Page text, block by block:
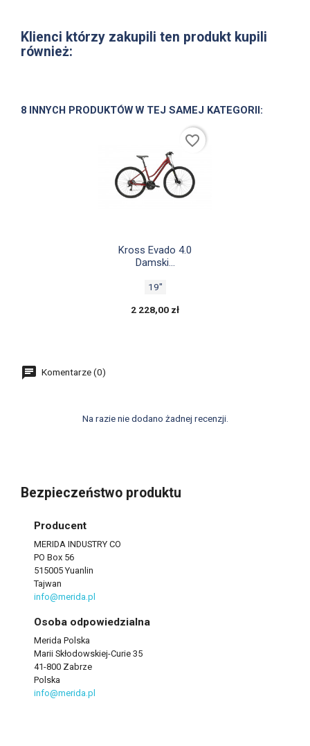
Klienci którzy zakupili ten produkt kupili
również:
8 INNYCH PRODUKTÓW W TEJ SAMEJ KATEGORII:
Szybki podgląd
Kross Evado 4.0
Damski...
19"
2 228,00 zł
favorite_border
Komentarze (0)
Na razie nie dodano żadnej recenzji.
Bezpieczeństwo produktu
Producent
MERIDA INDUSTRY CO
PO Box 56
515005 Yuanlin
Tajwan
info@merida.pl
Osoba odpowiedzialna
Merida Polska
Marii Skłodowskiej-Curie 35
41-800 Zabrze
Polska
info@merida.pl